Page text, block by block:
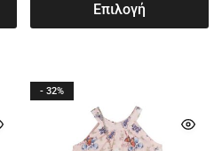
Επιλογή
- 32%